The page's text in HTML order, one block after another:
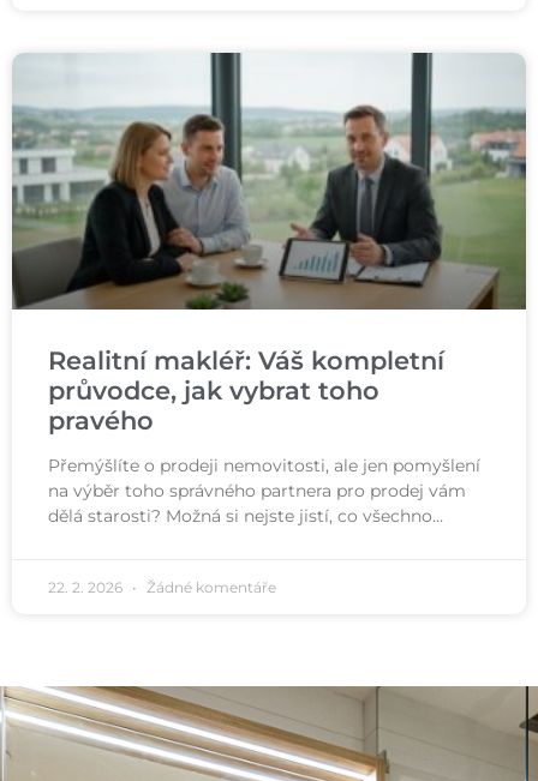
Realitní makléř: Váš kompletní
průvodce, jak vybrat toho
pravého
Přemýšlíte o prodeji nemovitosti, ale jen pomyšlení
na výběr toho správného partnera pro prodej vám
dělá starosti? Možná si nejste jistí, co všechno…
22. 2. 2026 Žádné komentáře